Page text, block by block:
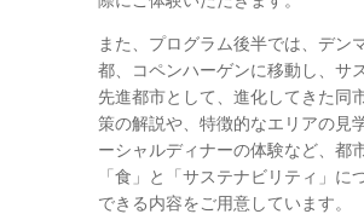
また、プログラム後半では、デン
都、コペンハーゲンに移動し、サ
先進都市として、進化してきた同
策の解説や、特徴的なエリアの見
ーシャルディナーの体験など、都
「食」と「サステナビリティ」に
できる内容をご用意しています。